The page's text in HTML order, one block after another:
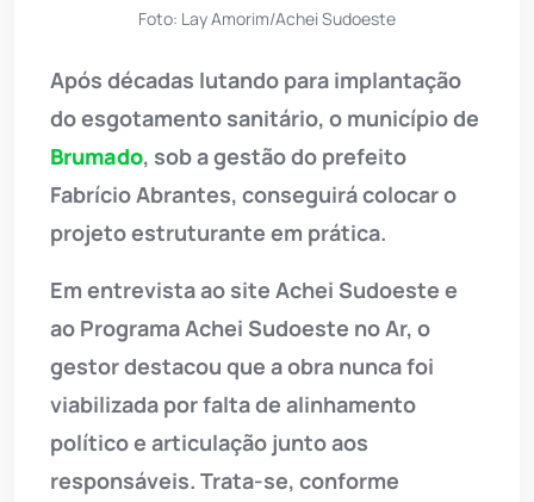
Foto: Lay Amorim/Achei Sudoeste
Após décadas lutando para implantação
do esgotamento sanitário, o município de
Brumado, sob a gestão do prefeito
Fabrício Abrantes, conseguirá colocar o
projeto estruturante em prática.
Em entrevista ao site Achei Sudoeste e
ao Programa Achei Sudoeste no Ar, o
gestor destacou que a obra nunca foi
viabilizada por falta de alinhamento
político e articulação junto aos
responsáveis. Trata-se, conforme